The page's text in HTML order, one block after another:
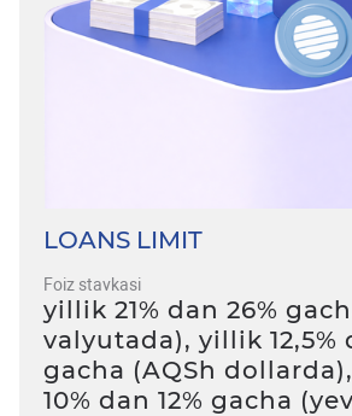
LOANS LIMIT
Foiz stavkasi
yillik 21% dan 26%
valyutada), yillik 12,5%
gacha (AQSh
10% dan 12% gacha